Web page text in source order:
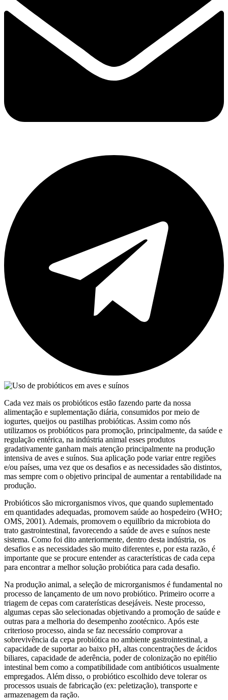
Cada vez mais os probióticos estão fazendo parte da nossa
alimentação e suplementação diária, consumidos por meio de
iogurtes, queijos ou pastilhas probióticas. Assim como nós
utilizamos os probióticos para promoção, principalmente, da saúde e
regulação entérica, na indústria animal esses produtos
gradativamente ganham mais atenção principalmente na produção
intensiva de aves e suínos. Sua aplicação pode variar entre regiões
e/ou países, uma vez que os desafios e as necessidades são distintos,
mas sempre com o objetivo principal de aumentar a rentabilidade na
produção.
Probióticos são microrganismos vivos, que quando suplementado
em quantidades adequadas, promovem saúde ao hospedeiro (WHO;
OMS, 2001). Ademais, promovem o equilíbrio da microbiota do
trato gastrointestinal, favorecendo a saúde de aves e suínos neste
sistema. Como foi dito anteriormente, dentro desta indústria, os
desafios e as necessidades são muito diferentes e, por esta razão, é
importante que se procure entender as características de cada cepa
para encontrar a melhor solução probiótica para cada desafio.
Na produção animal, a seleção de microrganismos é fundamental no
processo de lançamento de um novo probiótico. Primeiro ocorre a
triagem de cepas com caraterísticas desejáveis. Neste processo,
algumas cepas são selecionadas objetivando a promoção de saúde e
outras para a melhoria do desempenho zootécnico. Após este
criterioso processo, ainda se faz necessário comprovar a
sobrevivência da cepa probiótica no ambiente gastrointestinal, a
capacidade de suportar ao baixo pH, altas concentrações de ácidos
biliares, capacidade de aderência, poder de colonização no epitélio
intestinal bem como a compatibilidade com antibióticos usualmente
empregados. Além disso, o probiótico escolhido deve tolerar os
processos usuais de fabricação (ex: peletização), transporte e
armazenagem da ração.